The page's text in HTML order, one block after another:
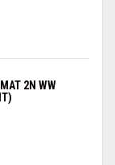
2N WW